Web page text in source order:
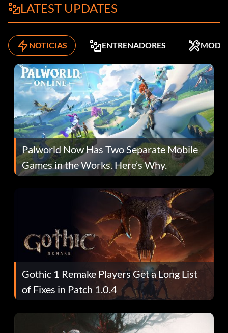
LATEST UPDATES
NOTICIAS ENTRENADORES MODS
Palworld Now Has Two Separate Mobile
Games in the Works. Here’s Why.
Gothic 1 Remake Players Get a Long List
of Fixes in Patch 1.0.4